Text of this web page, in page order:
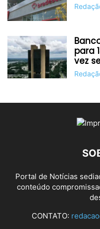
para
vez
Portal de Notícias
conteúdo
CONTATO: